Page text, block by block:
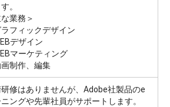
。
な業務＞
ラフィックデザイン
デザイン
マーケティング
画制作、編集
修はありませんが、Adobe社製品のe
ングや先輩社員がサポートします。